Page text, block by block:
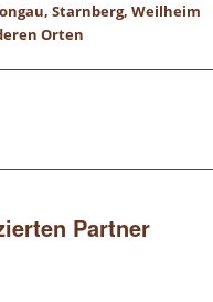
Starnberg, Weilheim
Orten
Partner